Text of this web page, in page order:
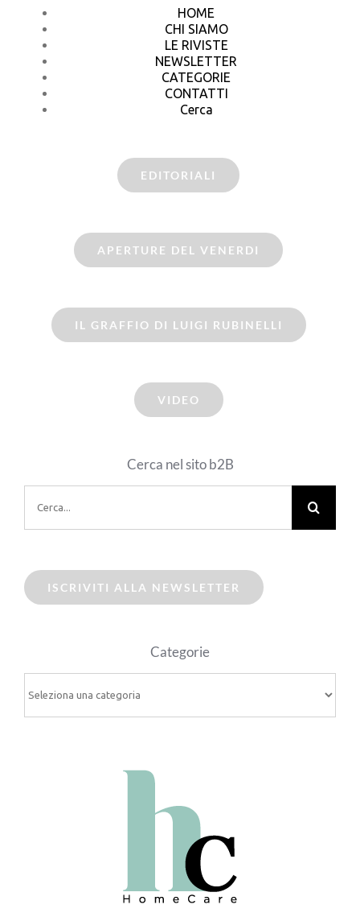
HOME
CHI SIAMO
LE RIVISTE
NEWSLETTER
CATEGORIE
CONTATTI
Cerca
EDITORIALI
APERTURE DEL VENERDI
IL GRAFFIO DI LUIGI RUBINELLI
VIDEO
Cerca nel sito b2B
per:
ISCRIVITI ALLA NEWSLETTER
Categorie